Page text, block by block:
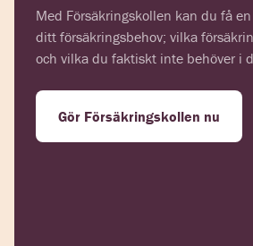
Med Försäkringskollen kan du få
ditt försäkringsbehov; vilka
och vilka du faktiskt inte behöver i
Gör Försäkringskollen nu